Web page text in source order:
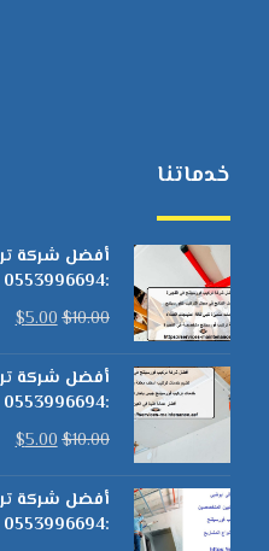
خدماتنا
أفضل شركة
:0553996694
$10.00
$5.00
أفضل شركة
:0553996694
$10.00
$5.00
أفضل شركة
:0553996694